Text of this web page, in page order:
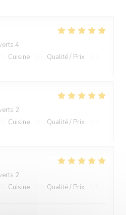
4
Cuisine : Qualité / Prix :
2
Cuisine : Qualité / Prix :
2
Cuisine : Qualité / Prix :